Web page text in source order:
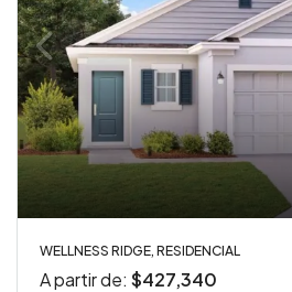
WELLNESS RIDGE, RESIDENCIAL
A partir de: $427,340